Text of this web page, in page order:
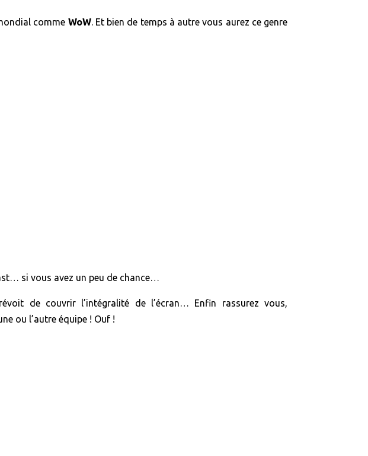
comme WoW. Et bien de temps à autre vous aurez ce genre
si vous avez un peu de chance…
de couvrir l’intégralité de l’écran… Enfin rassurez vous,
ou l’autre équipe ! Ouf !